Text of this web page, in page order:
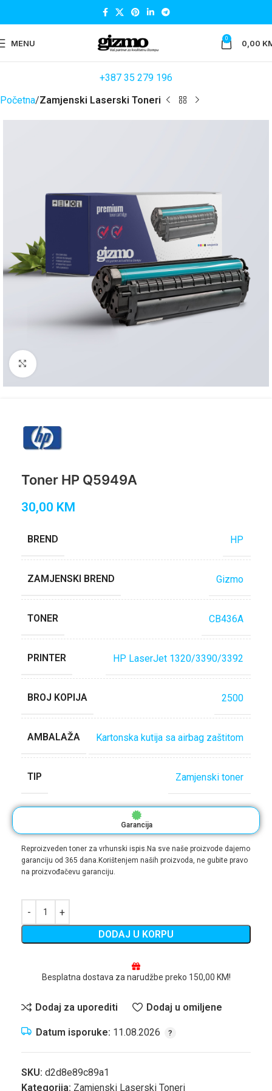
MENU 0 0,00
+387 35 279 196
Početna Zamjenski Laserski Toneri
Click to enlarge
Toner HP Q5949A
30,00 KM
BREND HP
ZAMJENSKI BREND Gizmo
TONER CB436A
PRINTER HP LaserJet 1320/3390/3392
BROJ KOPIJA 2500
AMBALAŽA Kartonska kutija sa airbag zaštitom
TIP Zamjenski toner
Garancija
Reproizveden toner za vrhunski ispis.Na sve naše proizvode dajemo
garanciju od 365 dana.Korištenjem naših proizvoda, ne gubite pravo
na proizvođačevu garanciju.
DODAJ U KORPU
Besplatna dostava za narudžbe preko 150,00 KM!
Dodaj za uporediti Dodaj u omiljene
Datum isporuke: 11.08.2026
SKU: d2d8e89c89a1
Kategorija: Zamjenski Laserski Toneri